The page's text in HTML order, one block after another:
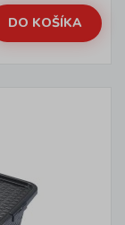
DO KOŠÍKA